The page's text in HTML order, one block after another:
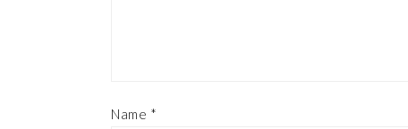
Name *